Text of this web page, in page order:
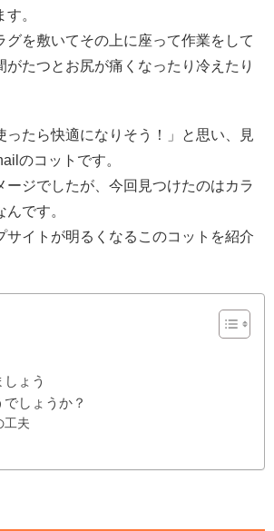
。
グを敷いてその上に座って作業をして
がたつとお尻が痛くなったり冷えたり
ったら快適になりそう！」と思い、見
のコットです。
ージでしたが、今回見つけたのはカラ
です。
サイトが明るくなるこのコットを紹介
ょう
しょうか？
工夫